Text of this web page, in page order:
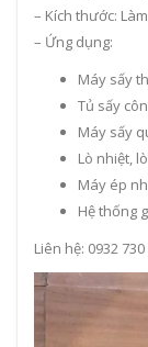
– Kích thước:
– Ứng dụng:
Máy sấy
Tủ sấy
Máy sấy
Lò nhiệt,
Máy ép
Hệ thống
Liên hệ: 0932